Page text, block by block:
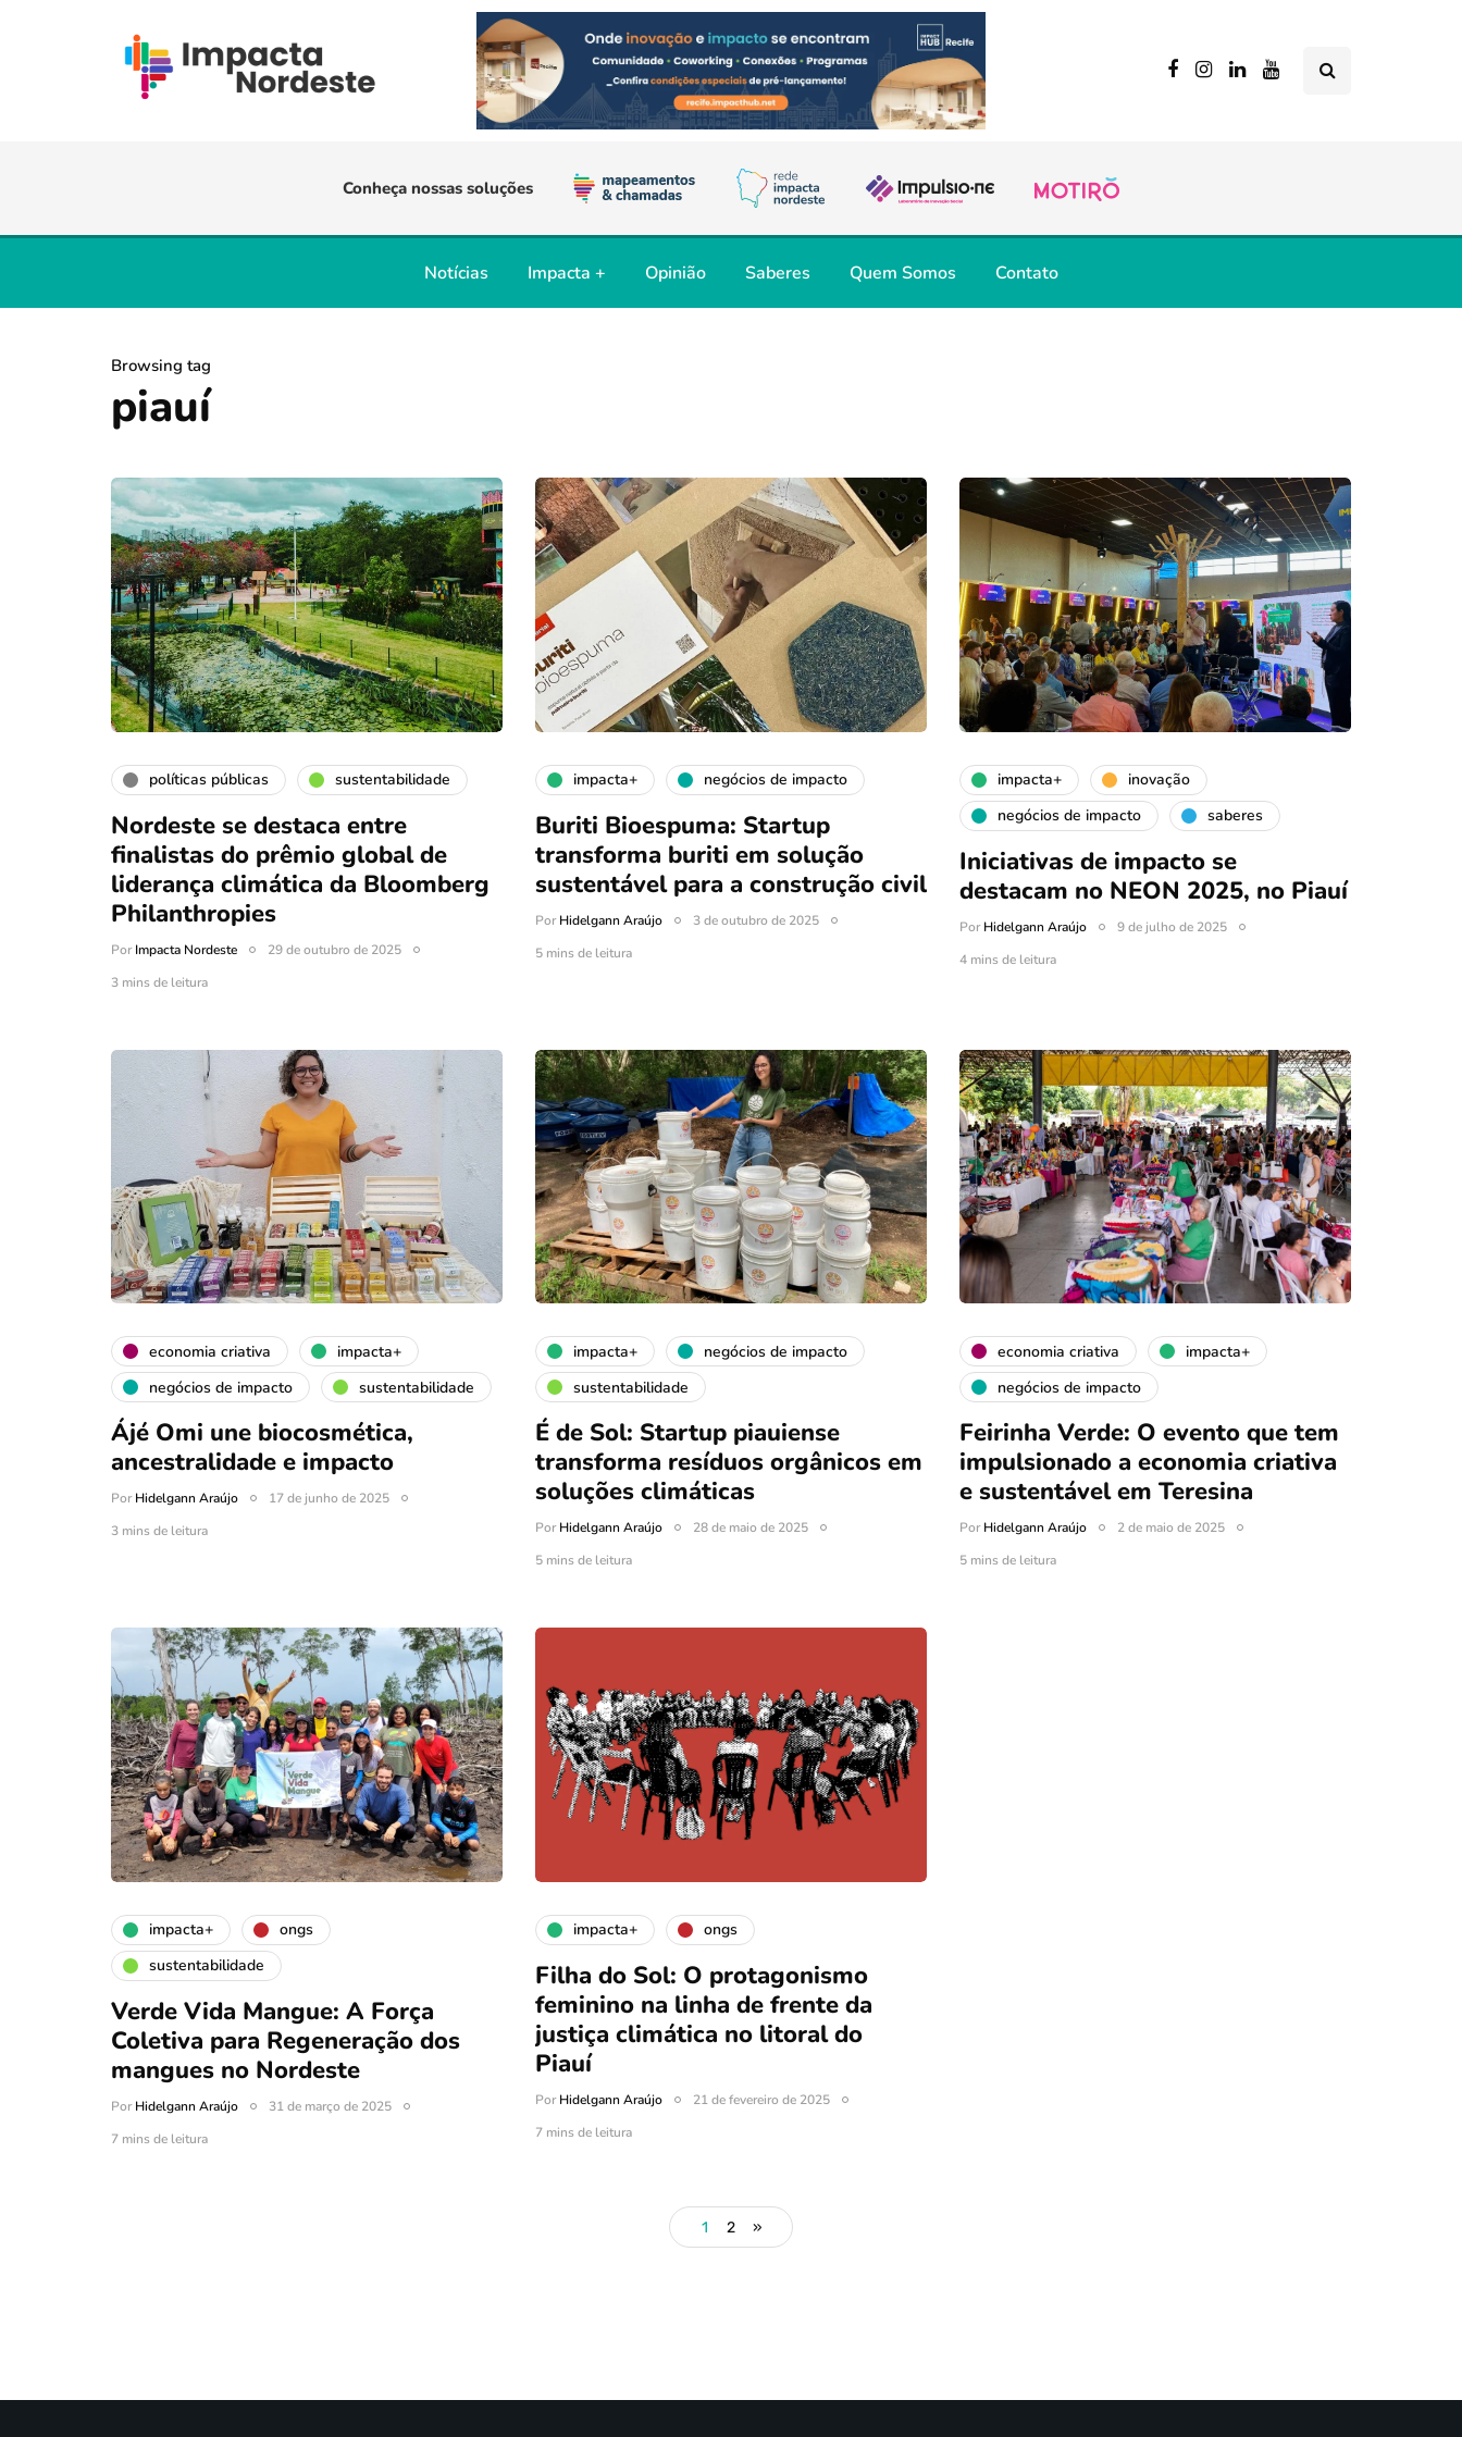
Conheça nossas soluções
Notícias Impacta + Opinião Saberes Quem Somos Contato
Browsing tag
piauí
políticas públicas sustentabilidade
Nordeste se destaca entre
finalistas do prêmio global de
liderança climática da Bloomberg
Philanthropies
PorImpacta Nordeste
29 de outubro de 2025
3 mins de leitura
impacta+ negócios de impacto
Buriti Bioespuma: Startup
transforma buriti em solução
sustentável para a construção civil
PorHidelgann Araújo
3 de outubro de 2025
5 mins de leitura
impacta+
inovação
negócios de impacto
saberes
Iniciativas de impacto se
destacam no NEON 2025, no Piauí
PorHidelgann Araújo
9 de julho de 2025
4 mins de leitura
economia criativa
impacta+
negócios de impacto
sustentabilidade
Ájé Omi une biocosmética,
ancestralidade e impacto
PorHidelgann Araújo
17 de junho de 2025
3 mins de leitura
impacta+
negócios de impacto
sustentabilidade
É de Sol: Startup piauiense
transforma resíduos orgânicos em
soluções climáticas
PorHidelgann Araújo
28 de maio de 2025
5 mins de leitura
economia criativa
impacta+
negócios de impacto
Feirinha Verde: O evento que tem
impulsionado a economia criativa
e sustentável em Teresina
PorHidelgann Araújo
2 de maio de 2025
5 mins de leitura
impacta+
ongs
sustentabilidade
Verde Vida Mangue: A Força
Coletiva para Regeneração dos
mangues no Nordeste
PorHidelgann Araújo
31 de março de 2025
7 mins de leitura
impacta+ ongs
Filha do Sol: O protagonismo
feminino na linha de frente da
justiça climática no litoral do
Piauí
PorHidelgann Araújo
21 de fevereiro de 2025
7 mins de leitura
1 2 »